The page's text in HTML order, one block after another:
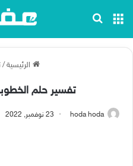
القائمة
الرئيسية/
تفسير حلم
hoda hoda 23 نوفمبر, 2022